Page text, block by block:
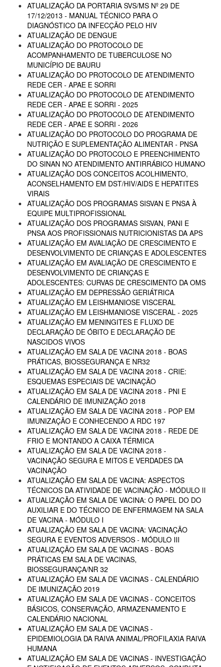
ATUALIZAÇÃO DA PORTARIA SVS/MS Nº 29 DE
17/12/2013 - MANUAL TÉCNICO PARA O
DIAGNÓSTICO DA INFECÇÃO PELO HIV
ATUALIZAÇÃO DE DENGUE
ATUALIZAÇÃO DO PROTOCOLO DE
ACOMPANHAMENTO DE TUBERCULOSE NO
MUNICÍPIO DE BAURU
ATUALIZAÇÃO DO PROTOCOLO DE ATENDIMENTO
REDE CER - APAE E SORRI
ATUALIZAÇÃO DO PROTOCOLO DE ATENDIMENTO
REDE CER - APAE E SORRI - 2025
ATUALIZAÇÃO DO PROTOCOLO DE ATENDIMENTO
REDE CER - APAE E SORRI - 2026
ATUALIZAÇÃO DO PROTOCOLO DO PROGRAMA DE
NUTRIÇÃO E SUPLEMENTAÇÃO ALIMENTAR - PNSA
ATUALIZAÇÃO DO PROTOCOLO E PREENCHIMENTO
DO SINAN NO ATENDIMENTO ANTIRRÁBICO HUMANO
ATUALIZAÇÃO DOS CONCEITOS ACOLHIMENTO,
ACONSELHAMENTO EM DST/HIV/AIDS E HEPATITES
VIRAIS
ATUALIZAÇÃO DOS PROGRAMAS SISVAN E PNSA À
EQUIPE MULTIPROFISSIONAL
ATUALIZAÇÃO DOS PROGRAMAS SISVAN, PANI E
PNSA AOS PROFISSIONAIS NUTRICIONISTAS DA APS
ATUALIZAÇÃO EM AVALIAÇÃO DE CRESCIMENTO E
DESENVOLVIMENTO DE CRIANÇAS E ADOLESCENTES
ATUALIZAÇÃO EM AVALIAÇÃO DE CRESCIMENTO E
DESENVOLVIMENTO DE CRIANÇAS E
ADOLESCENTES: CURVAS DE CRESCIMENTO DA OMS
ATUALIZAÇÃO EM DEPRESSÃO GERIÁTRICA
ATUALIZAÇÃO EM LEISHMANIOSE VISCERAL
ATUALIZAÇÃO EM LEISHMANIOSE VISCERAL - 2025
ATUALIZAÇÃO EM MENINGITES E FLUXO DE
DECLARAÇÃO DE ÓBITO E DECLARAÇÃO DE
NASCIDOS VIVOS
ATUALIZAÇÃO EM SALA DE VACINA 2018 - BOAS
PRÁTICAS, BIOSSEGURANÇA E NR32
ATUALIZAÇÃO EM SALA DE VACINA 2018 - CRIE:
ESQUEMAS ESPECIAIS DE VACINAÇÃO
ATUALIZAÇÃO EM SALA DE VACINA 2018 - PNI E
CALENDÁRIO DE IMUNIZAÇÃO 2018
ATUALIZAÇÃO EM SALA DE VACINA 2018 - POP EM
IMUNIZAÇÃO E CONHECENDO A RDC 197
ATUALIZAÇÃO EM SALA DE VACINA 2018 - REDE DE
FRIO E MONTANDO A CAIXA TÉRMICA
ATUALIZAÇÃO EM SALA DE VACINA 2018 -
VACINAÇÃO SEGURA E MITOS E VERDADES DA
VACINAÇÃO
ATUALIZAÇÃO EM SALA DE VACINA: ASPECTOS
TÉCNICOS DA ATIVIDADE DE VACINAÇÃO - MÓDULO II
ATUALIZAÇÃO EM SALA DE VACINA: O PAPEL DO DO
AUXILIAR E DO TÉCNICO DE ENFERMAGEM NA SALA
DE VACINA - MÓDULO I
ATUALIZAÇÃO EM SALA DE VACINA: VACINAÇÃO
SEGURA E EVENTOS ADVERSOS - MÓDULO III
ATUALIZAÇÃO EM SALA DE VACINAS - BOAS
PRÁTICAS EM SALA DE VACINAS,
BIOSSEGURANÇA/NR 32
ATUALIZAÇÃO EM SALA DE VACINAS - CALENDÁRIO
DE IMUNIZAÇÃO 2019
ATUALIZAÇÃO EM SALA DE VACINAS - CONCEITOS
BÁSICOS, CONSERVAÇÃO, ARMAZENAMENTO E
CALENDÁRIO NACIONAL
ATUALIZAÇÃO EM SALA DE VACINAS -
EPIDEMIOLOGIA DA RAIVA ANIMAL/PROFILAXIA RAIVA
HUMANA
ATUALIZAÇÃO EM SALA DE VACINAS - INVESTIGAÇÃO